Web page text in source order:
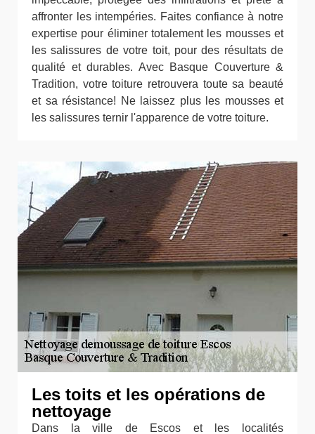
affronter les intempéries. Faites confiance à notre
expertise pour éliminer totalement les mousses et
les salissures de votre toit, pour des résultats de
qualité et durables. Avec Basque Couverture &
Tradition, votre toiture retrouvera toute sa beauté
et sa résistance! Ne laissez plus les mousses et
les salissures ternir l'apparence de votre toiture.
Les toits et les opérations de
nettoyage
Dans la ville de Escos et les localités